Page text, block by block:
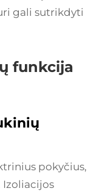
gali sutrikdyti
funkcija
pokyčius,